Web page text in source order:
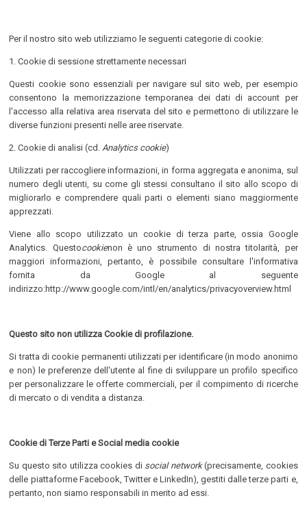
Per il nostro sito web utilizziamo le seguenti categorie di cookie:
1. Cookie di sessione strettamente necessari
Questi cookie sono essenziali per navigare sul sito web, per esempio
consentono la memorizzazione temporanea dei dati di account per
l'accesso alla relativa area riservata del sito e permettono di utilizzare le
diverse funzioni presenti nelle aree riservate.
2. Cookie di analisi (cd.Analytics cookie)
Utilizzati per raccogliere informazioni, in forma aggregata e anonima, sul
numero degli utenti, su come gli stessi consultano il sito allo scopo di
migliorarlo e comprendere quali parti o elementi siano maggiormente
apprezzati.
Viene allo scopo utilizzato un cookie di terza parte, ossia Google
Analytics. Questocookienon è uno strumento di nostra titolarità, per
maggiori informazioni, pertanto, è possibile consultare l'informativa
fornita da Google al seguente
indirizzo:http://www.google.com/intl/en/analytics/privacyoverview.html
Questo sito non utilizza Cookie di profilazione.
Si tratta di cookie permanenti utilizzati per identificare (in modo anonimo
e non) le preferenze dell'utente al fine di sviluppare un profilo specifico
per personalizzare le offerte commerciali, per il compimento di ricerche
di mercato o di vendita a distanza.
Cookie di Terze Parti e Social media cookie
Su questo sito utilizza cookies di social network(precisamente, cookies
delle piattaforme Facebook, Twitter e LinkedIn), gestiti dalle terze parti e,
pertanto, non siamo responsabili in merito ad essi.